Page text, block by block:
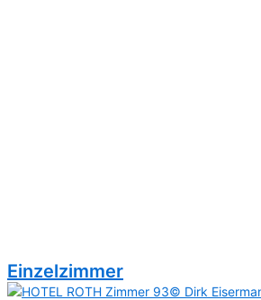
Einzelzimmer